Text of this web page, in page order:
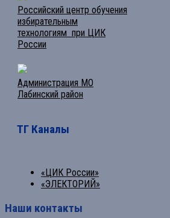
Российский центр обучения
избирательным
технологиям при ЦИК
России
Администрация МО
Лабинский район
ТГ Каналы
«ЦИК России»
«ЭЛЕКТОРИЙ»
Наши контакты